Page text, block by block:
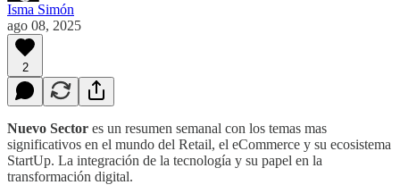
Isma Simón
ago 08, 2025
2
Nuevo Sector es un resumen semanal con los temas mas
significativos en el mundo del Retail, el eCommerce y su ecosistema
StartUp. La integración de la tecnología y su papel en la
transformación digital.